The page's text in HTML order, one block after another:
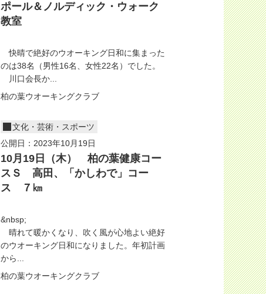
ポール＆ノルディック・ウォーク
教室
快晴で絶好のウオーキング日和に集まった
のは38名（男性16名、女性22名）でした。
川口会長か...
柏の葉ウオーキングクラブ
文化・芸術・スポーツ
公開日：2023年10月19日
10月19日（木） 柏の葉健康コー
スＳ 高田、「かしわで」コー
ス ７㎞
&nbsp;
晴れて暖かくなり、吹く風が心地よい絶好
のウオーキング日和になりました。年初計画
から...
柏の葉ウオーキングクラブ